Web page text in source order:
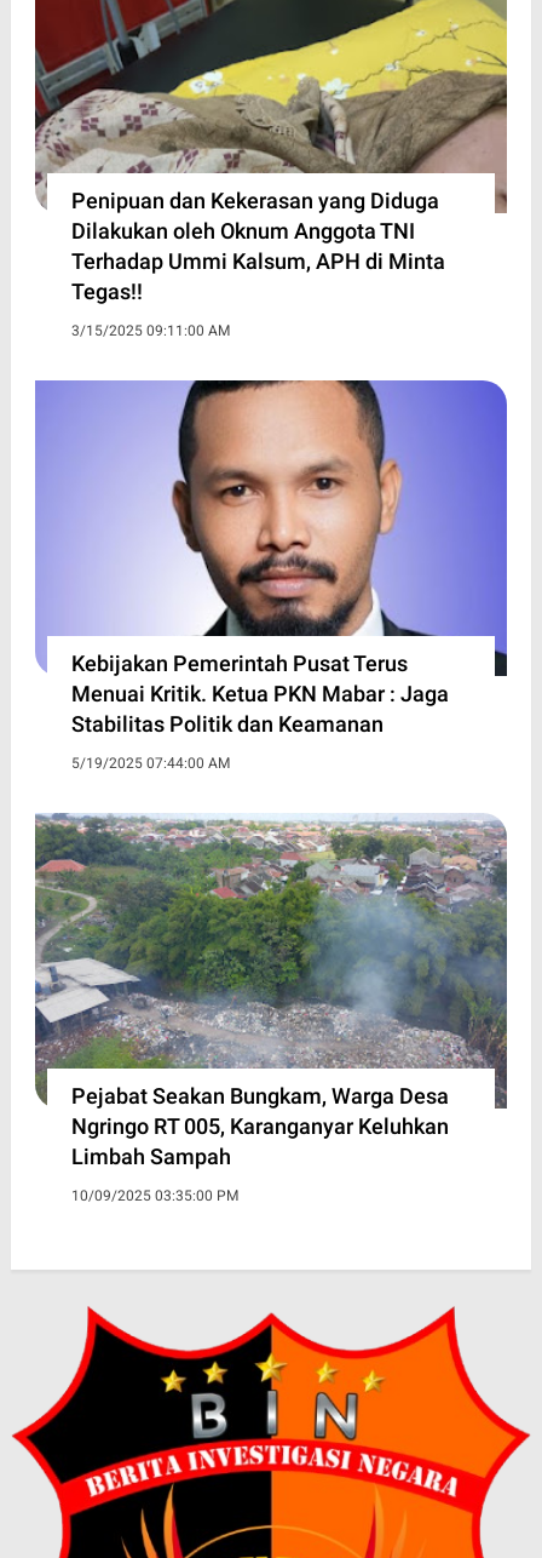
Penipuan dan Kekerasan yang Diduga
Dilakukan oleh Oknum Anggota TNI
Terhadap Ummi Kalsum, APH di Minta
Tegas!!
3/15/2025 09:11:00 AM
Kebijakan Pemerintah Pusat Terus
Menuai Kritik. Ketua PKN Mabar : Jaga
Stabilitas Politik dan Keamanan
5/19/2025 07:44:00 AM
Pejabat Seakan Bungkam, Warga Desa
Ngringo RT 005, Karanganyar Keluhkan
Limbah Sampah
10/09/2025 03:35:00 PM